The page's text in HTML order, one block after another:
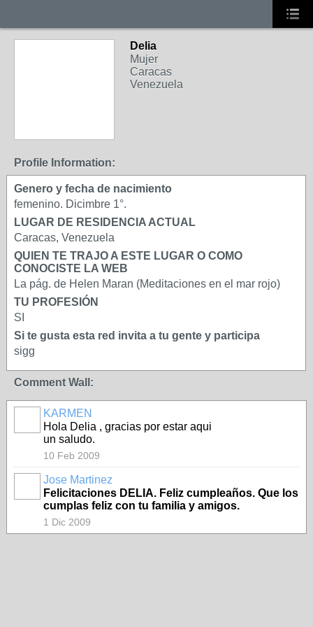
Delia
Mujer
Caracas
Venezuela
Profile Information:
Genero y fecha de nacimiento
femenino. Dicimbre 1°.
LUGAR DE RESIDENCIA ACTUAL
Caracas, Venezuela
QUIEN TE TRAJO A ESTE LUGAR O COMO
CONOCISTE LA WEB
La pág. de Helen Maran (Meditaciones en el mar rojo)
TU PROFESIÓN
SI
Si te gusta esta red invita a tu gente y participa
sigg
Comment Wall:
KARMEN
Hola Delia , gracias por estar aqui
un saludo.
10 Feb 2009
Jose Martinez
Felicitaciones DELIA. Feliz cumpleaños. Que los
cumplas feliz con tu familia y amigos.
1 Dic 2009